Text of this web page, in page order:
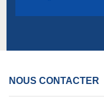
NOUS CONTACTER